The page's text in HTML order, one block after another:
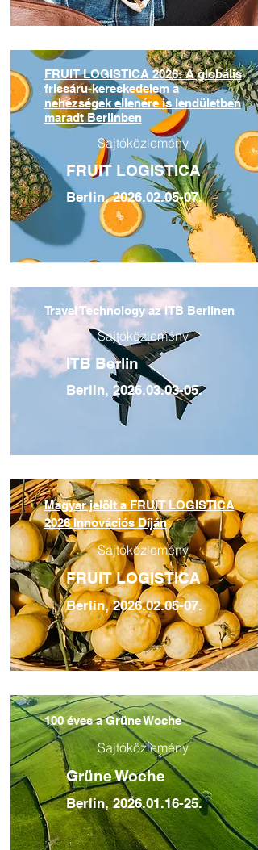
FRUIT LOGISTICA 2026: A globális
frissáru-kereskedelem a
nehézségek ellenére is lendületben
maradt Berlinben
Sajtóközlemény
FRUIT LOGISTICA
Berlin,2026.02.05-07.
Travel Technology az ITB Berlinen
Sajtóközlemény
ITB Berlin
Berlin, 2026.03.03-05.
Magyar jelölt a FRUIT LOGISTICA
2026 Innovációs Díján
Sajtóközlemény
FRUIT LOGISTICA
Berlin,2026.02.05-07.
100 éves a Grüne Woche
Sajtóközlemény
Grüne Woche
Berlin,2026.01.16-25.